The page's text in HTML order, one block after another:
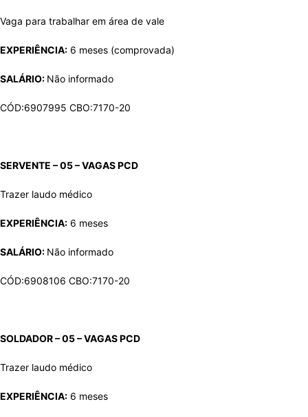
Vaga para trabalhar em área de vale
EXPERIÊNCIA: 6 meses (comprovada)
SALÁRIO: Não informado
CÓD:6907995 CBO:7170-20
SERVENTE – 05 – VAGASPCD
Trazer laudo médico
EXPERIÊNCIA: 6 meses
SALÁRIO: Não informado
CÓD:6908106 CBO:7170-20
SOLDADOR – 05 – VAGASPCD
Trazer laudo médico
EXPERIÊNCIA: 6 meses